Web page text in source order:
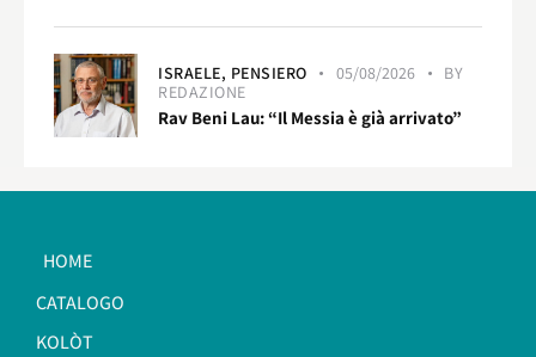
ISRAELE, PENSIERO 05/08/2026
BY
REDAZIONE
Rav Beni Lau: “Il Messia è già arrivato”
HOME
CATALOGO
KOLÒT